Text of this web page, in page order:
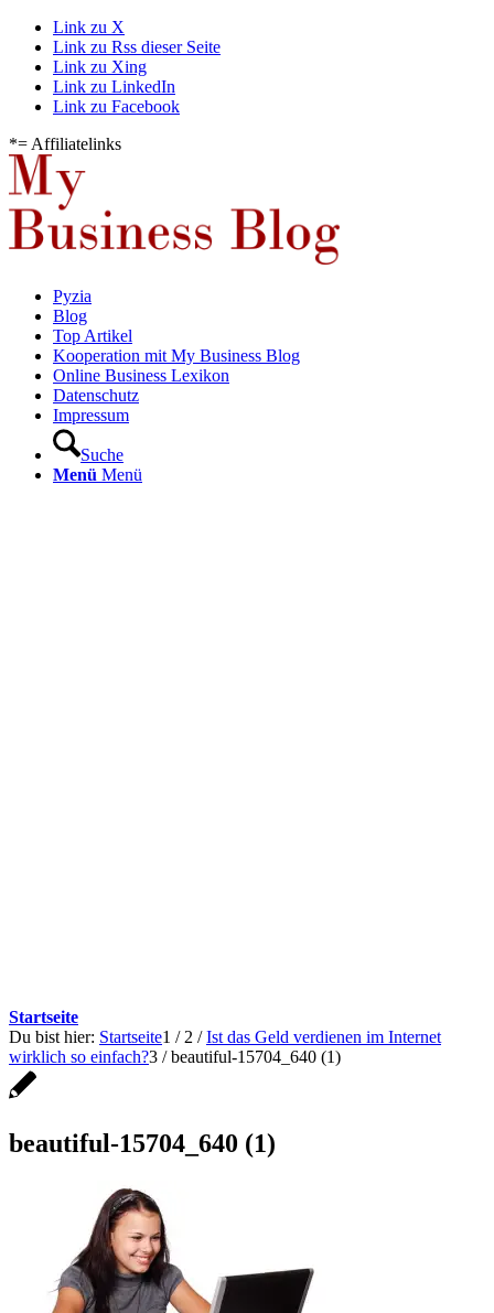
Link zu X
Link zu Rss dieser Seite
Link zu Xing
Link zu LinkedIn
Link zu Facebook
*= Affiliatelinks
Pyzia
Blog
Top Artikel
Kooperation mit My Business Blog
Online Business Lexikon
Datenschutz
Impressum
Suche
Menü Menü
Startseite
Du bist hier: Startseite1 / 2 / Ist das Geld verdienen im Internet
wirklich so einfach?3 / beautiful-15704_640 (1)
beautiful-15704_640 (1)